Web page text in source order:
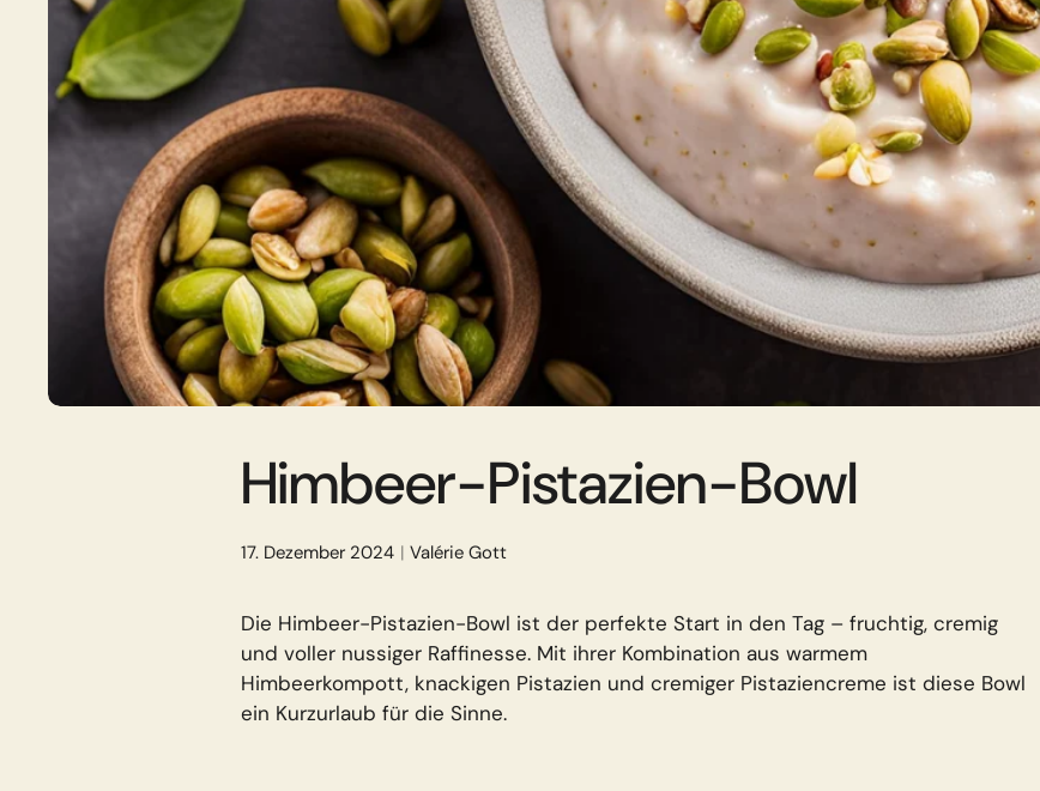
Himbeer-Pistazien-Bowl
17. Dezember 2024 Valérie Gott
Die Himbeer-Pistazien-Bowl ist der perfekte Start in den Tag – fruchtig, cremig
und voller nussiger Raffinesse. Mit ihrer Kombination aus warmem
Himbeerkompott, knackigen Pistazien und cremiger Pistaziencreme ist diese Bowl
ein Kurzurlaub für die Sinne.